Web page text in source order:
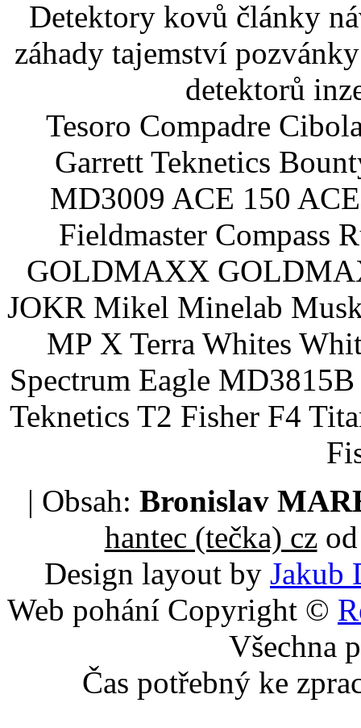
Detektory kovů články
záhady tajemství
detektorů
Tesoro Compadre
Garrett Teknetics
MD3009 ACE 150
Fieldmaster Compass
GOLDMAXX
JOKR Mikel Minelab
MP X Terra Whites
Spectrum Eagle
Teknetics T2 Fisher F4
| Obsah: Bronislav
hantec (tečka) czod
Design layout by Jakub
Web pohání Copyright ©
Všechna
Čas potřebný ke